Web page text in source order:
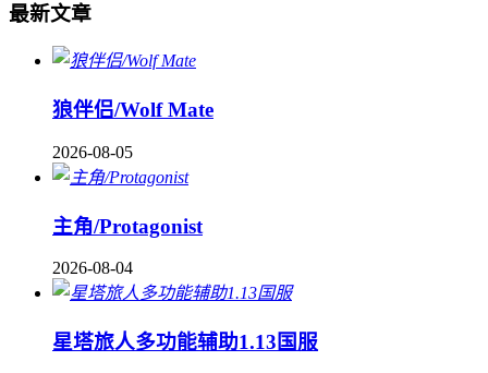
最新文章
狼伴侣/Wolf Mate
2026-08-05
主角/Protagonist
2026-08-04
星塔旅人多功能辅助1.13国服